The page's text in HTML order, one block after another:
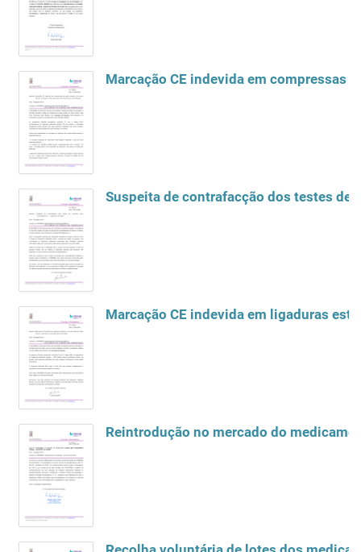
Marcação CE indevida em compressas
Suspeita de contrafacção dos testes de
Marcação CE indevida em ligaduras
Reintrodução no mercado do